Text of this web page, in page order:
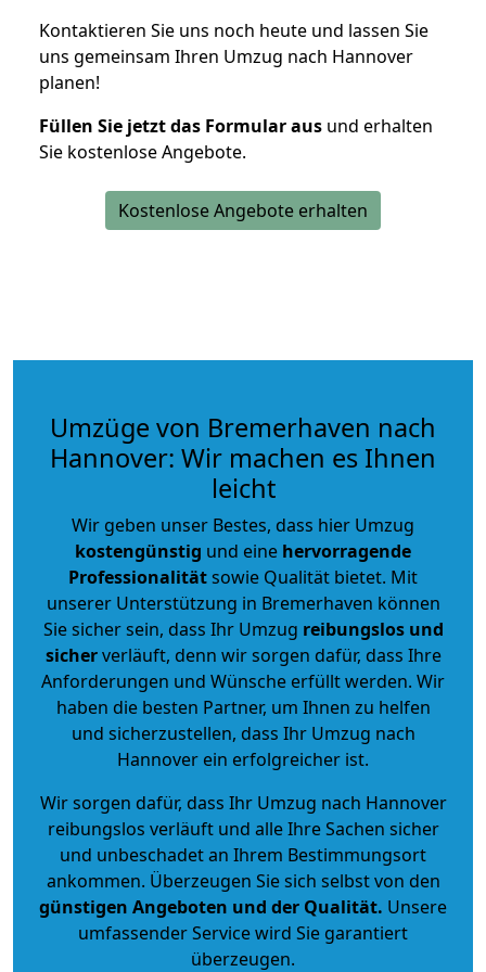
Kontaktieren Sie uns noch heute und lassen Sie
uns gemeinsam Ihren Umzug nach Hannover
planen!
Füllen Sie jetzt das Formular aus und erhalten
Sie kostenlose Angebote.
Kostenlose Angebote erhalten
Umzüge von Bremerhaven nach
Hannover: Wir machen es Ihnen
leicht
Wir geben unser Bestes, dass hier Umzug
kostengünstig und eine hervorragende
Professionalitätsowie Qualität bietet. Mit
unserer Unterstützung in Bremerhaven können
Sie sicher sein, dass Ihr Umzug reibungslos und
sicherverläuft, denn wir sorgen dafür, dass Ihre
Anforderungen und Wünsche erfüllt werden. Wir
haben die besten Partner, um Ihnen zu helfen
und sicherzustellen, dass Ihr Umzug nach
Hannover ein erfolgreicher ist.
Wir sorgen dafür, dass Ihr Umzug nach Hannover
reibungslos verläuft und alle Ihre Sachen sicher
und unbeschadet an Ihrem Bestimmungsort
ankommen. Überzeugen Sie sich selbst von den
günstigen Angeboten und der Qualität. Unsere
umfassender Service wird Sie garantiert
überzeugen.